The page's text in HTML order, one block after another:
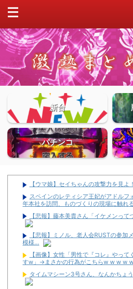
新台
パチンコ
【ウマ娘】セイちゃんの攻撃力を見よ
スペインのレティシア王妃がアドルフ
年本社を訪問、ものづくりの現場に触れ
【悲報】藤本美貴さん「イケメンっ
【悲報】ミノル、老人会RUSTの参加
模様…
【画像】女性「男性で『コレ』やっ
すw」→まさかの行為がこちらw w w w
タイムマシーン3号さん、なんかちょ